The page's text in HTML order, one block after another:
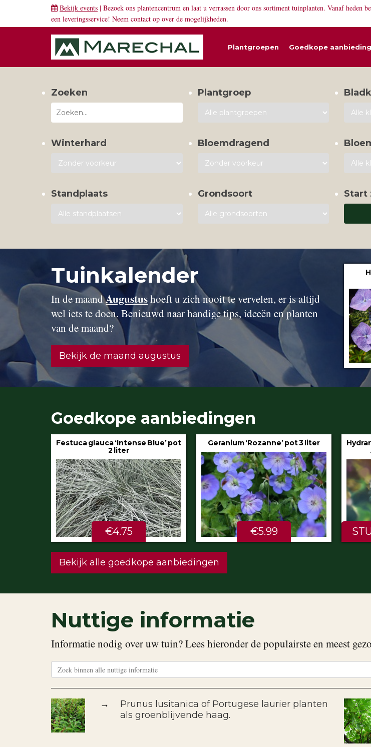
Bekijk events | Bezoek ons plantencentrum en laat u verrassen door ons sortiment tuinplanten. Vanaf heden
een leveringsservice! Neem contact op over de mogelijkheden.
Plantgroepen Goedkope
Zoeken Plantgroep
Winterhard Bloemdragend
Standplaats Grondsoort Start
Tuinkalender
In de maandAugustushoeft u zich nooit te vervelen, er is altijd
wel iets te doen. Benieuwd naar handige tips, ideeën en planten
van de maand?
Bekijk de maand augustus
Goedkope aanbiedingen
Geranium ‘Rozanne’ pot 3 liter
€5.99
Hydrangea ‘Incrediball’ of ‘Strong
Annabelle’ pot 3 liter
STUNT €9.50 ipv €11.99
Bekijk alle goedkope aanbiedingen
Nuttige informatie
Informatie nodig over uw tuin? Lees hieronder de populairste en meest
→
Prunus lusitanica of Portugese laurier planten
als groenblijvende haag.